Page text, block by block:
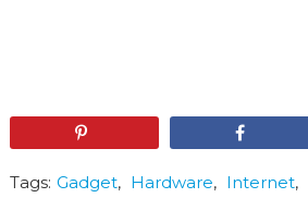
Tags: Gadget, Hardware, Internet,